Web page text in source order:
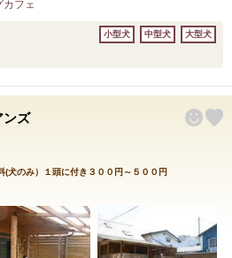
カフェ
小型犬 中型犬 大型犬
ンズ
(犬のみ）１頭に付き３００円～５００円